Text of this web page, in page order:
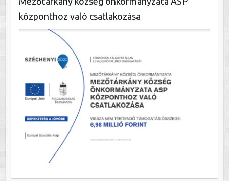
központhoz való csatlakozása